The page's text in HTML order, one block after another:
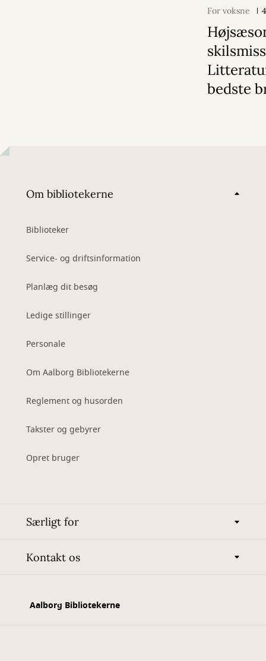
For voksne
bedste
Om bibliotekerne
Biblioteker
Service- og driftsinformation
Planlæg dit besøg
Ledige stillinger
Personale
Om Aalborg Bibliotekerne
Reglement og husorden
Takster og gebyrer
Opret bruger
Særligt for
Kontakt os
Aalborg Bibliotekerne